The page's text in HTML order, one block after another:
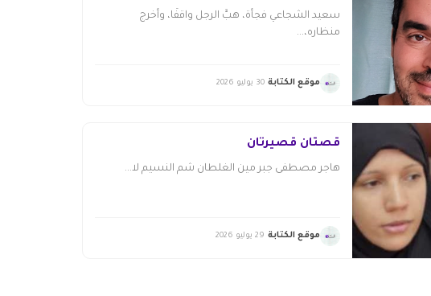
سعيد الشجاعي فجأة، هبَّ الرجل واقفًا، وأخرج
منظاره،...
موقع الكتابة 30 يوليو 2026
قصتان قصيرتان
هاجر مصطفى جبر مين الغلطان شم النسيم لا...
موقع الكتابة 29 يوليو 2026